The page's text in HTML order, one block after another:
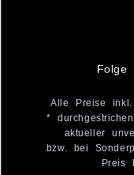
Folge
Alle Preise inkl.
*
aktueller
bzw. bei
Preis